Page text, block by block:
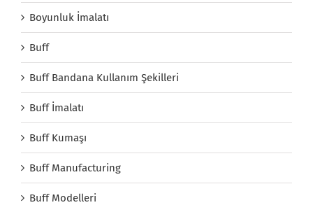
Boyunluk İmalatı
Buff
Buff Bandana Kullanım Şekilleri
Buff İmalatı
Buff Kumaşı
Buff Manufacturing
Buff Modelleri